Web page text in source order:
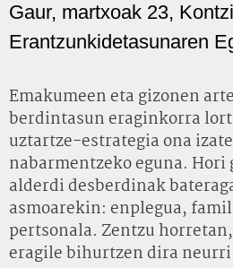
Gaur, martxoak 23,
Erantzunkidetasunaren
Emakumeen eta gizonen
berdintasun eraginkorra
uztartze-estrategia ona
nabarmentzeko eguna.
alderdi desberdinak
asmoarekin: enplegua,
pertsonala. Zentzu
eragile bihurtzen dira